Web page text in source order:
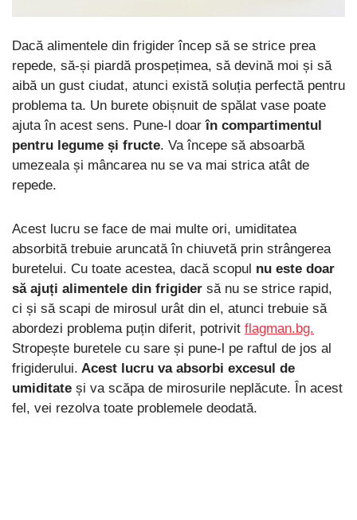
Dacă alimentele din frigider încep să se strice prea
repede, să-și piardă prospețimea, să devină moi și să
aibă un gust ciudat, atunci există soluția perfectă pentru
problema ta. Un burete obișnuit de spălat vase poate
ajuta în acest sens. Pune-l doarîn compartimentul
pentru legume și fructe. Va începe să absoarbă
umezeala și mâncarea nu se va mai strica atât de
repede.
Acest lucru se face de mai multe ori, umiditatea
absorbită trebuie aruncată în chiuvetă prin strângerea
buretelui. Cu toate acestea, dacă scopul nu este doar
să ajuți alimentele din frigider să nu se strice rapid,
ci și să scapi de mirosul urât din el, atunci trebuie să
abordezi problema puțin diferit, potrivit flagman.bg.
Stropește buretele cu sare și pune-l pe raftul de jos al
frigiderului. Acest lucru va absorbi excesul de
umiditate și va scăpa de mirosurile neplăcute. În acest
fel, vei rezolva toate problemele deodată.